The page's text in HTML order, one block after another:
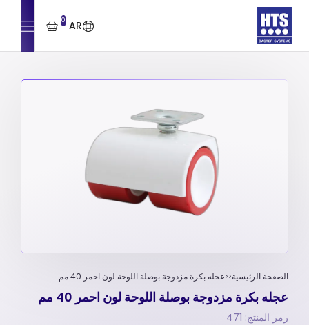
AR
0
الصفحة الرئيسية عجله بكرة مزدوجة بوصلة اللوحة لون احمر 40 مم
عجله بكرة مزدوجة بوصلة اللوحة لون احمر 40 مم
رمز المنتج: 471